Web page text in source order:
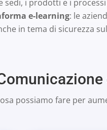
sedi, i prodotti e i
e-learning: le
in tema di sicurezza
possiamo fare per